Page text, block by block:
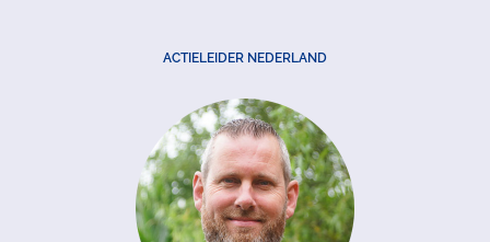
ACTIELEIDER NEDERLAND